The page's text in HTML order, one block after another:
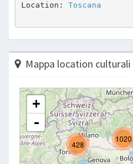
Location: Toscana
Mappa location culturali